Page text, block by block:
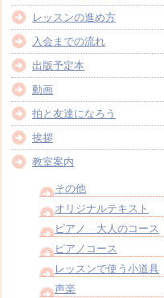
レッスンの進め方
入会までの流れ
出版予定本
動画
拍と友達になろう
挨拶
教室案内
その他
オリジナルテキスト
ピアノ 大人のコース
ピアノコース
レッスンで使う小道具
声楽